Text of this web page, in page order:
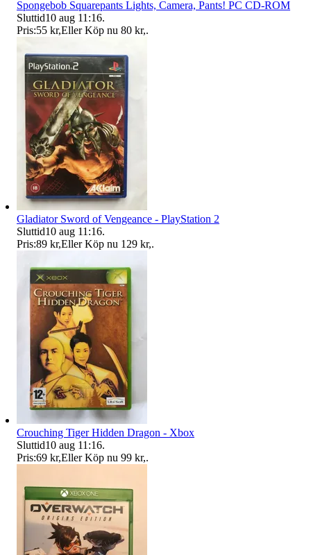
Spongebob Squarepants Lights, Camera, Pants! PC CD-ROM
Sluttid10 aug 11:16.
Pris:55 kr,Eller Köp nu 80 kr,.
Gladiator Sword of Vengeance - PlayStation 2
Sluttid10 aug 11:16.
Pris:89 kr,Eller Köp nu 129 kr,.
Crouching Tiger Hidden Dragon - Xbox
Sluttid10 aug 11:16.
Pris:69 kr,Eller Köp nu 99 kr,.